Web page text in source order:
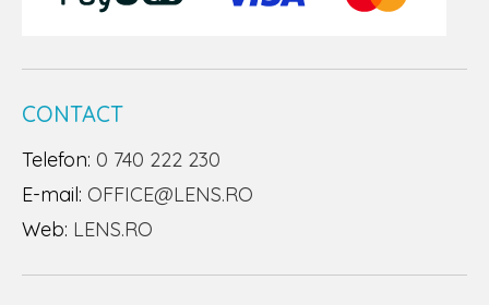
CONTACT
Telefon: 0 740 222 230
E-mail: OFFICE@LENS.RO
Web: LENS.RO